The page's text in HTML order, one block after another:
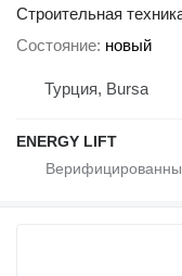
Строительная
Состояние новый
Турция, Bursa
ENERGY LIFT